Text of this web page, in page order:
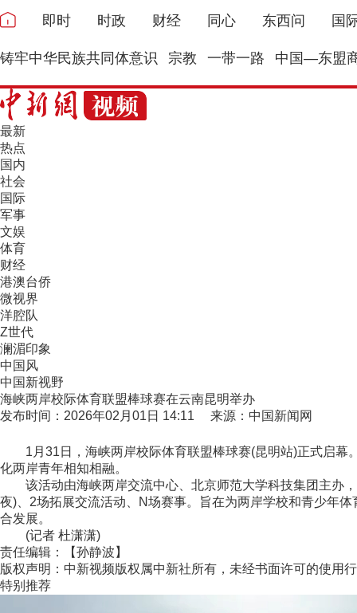
即时 时政 财经 同心 东西问 国
铸牢中华民族共同体意识 宗教 一带一路 中国—东盟
最新
热点
国内
社会
国际
军事
文娱
体育
财经
港澳台侨
微视界
洋腔队
Z世代
澜湄印象
中国风
中国新视野
海峡两岸校际体育联盟棒球赛在云南昆明举办
发布时间：2026年02月01日 14:11 来源：中国新闻网
1月31日，海峡两岸校际体育联盟棒球赛(昆明站)正式启幕
化两岸青年相知相融。
该活动由海峡两岸交流中心、北京师范大学科技集团主办，
夜)、2场拓展交流活动、N场赛事。旨在为两岸学校和青少年
合发展。
(记者 杜潇潇)
责任编辑：【孙静波】
版权声明：中新视频版权属中新社所有，未经书面许可的使用
特别推荐